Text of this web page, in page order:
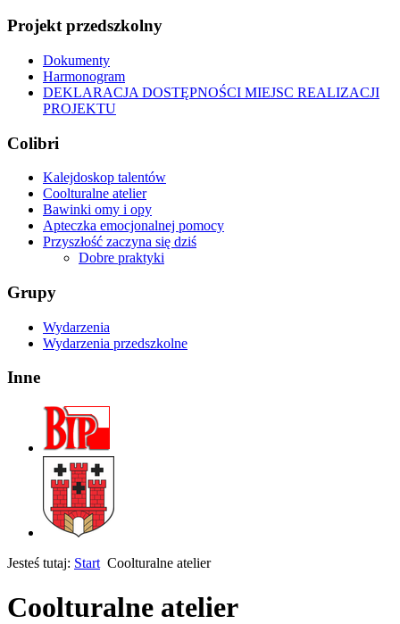
Projekt przedszkolny
Dokumenty
Harmonogram
DEKLARACJA DOSTĘPNOŚCI MIEJSC REALIZACJI
PROJEKTU
Colibri
Kalejdoskop talentów
Coolturalne atelier
Bawinki omy i opy
Apteczka emocjonalnej pomocy
Przyszłość zaczyna się dziś
Dobre praktyki
Grupy
Wydarzenia
Wydarzenia przedszkolne
Inne
Jesteś tutaj: Start Coolturalne atelier
Coolturalne atelier